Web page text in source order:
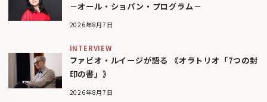
－オール・ショパン・プログラム－
2026年8月7日
INTERVIEW
ファビオ・ルイージが語る 《オラトリオ「7つの封
印の書」》
2026年8月7日